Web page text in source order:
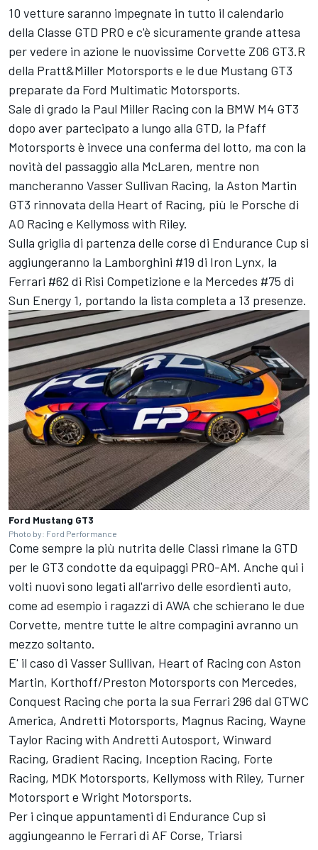
10 vetture saranno impegnate in tutto il calendario
della Classe GTD PRO e c'è sicuramente grande attesa
per vedere in azione le nuovissime Corvette Z06 GT3.R
della Pratt&Miller Motorsports e le due Mustang GT3
preparate da Ford Multimatic Motorsports.
Sale di grado la Paul Miller Racing con la BMW M4 GT3
dopo aver partecipato a lungo alla GTD, la Pfaff
Motorsports è invece una conferma del lotto, ma con la
novità del passaggio alla McLaren, mentre non
mancheranno Vasser Sullivan Racing, la Aston Martin
GT3 rinnovata della Heart of Racing, più le Porsche di
AO Racing e Kellymoss with Riley.
Sulla griglia di partenza delle corse di Endurance Cup si
aggiungeranno la Lamborghini #19 di Iron Lynx, la
Ferrari #62 di Risi Competizione e la Mercedes #75 di
Sun Energy 1, portando la lista completa a 13 presenze.
Ford Mustang GT3
Photo by: Ford Performance
Come sempre la più nutrita delle Classi rimane la GTD
per le GT3 condotte da equipaggi PRO-AM. Anche qui i
volti nuovi sono legati all'arrivo delle esordienti auto,
come ad esempio i ragazzi di AWA che schierano le due
Corvette, mentre tutte le altre compagini avranno un
mezzo soltanto.
E' il caso di Vasser Sullivan, Heart of Racing con Aston
Martin, Korthoff/Preston Motorsports con Mercedes,
Conquest Racing che porta la sua Ferrari 296 dal GTWC
America, Andretti Motorsports, Magnus Racing, Wayne
Taylor Racing with Andretti Autosport, Winward
Racing, Gradient Racing, Inception Racing, Forte
Racing, MDK Motorsports, Kellymoss with Riley, Turner
Motorsport e Wright Motorsports.
Per i cinque appuntamenti di Endurance Cup si
aggiungeanno le Ferrari di AF Corse, Triarsi